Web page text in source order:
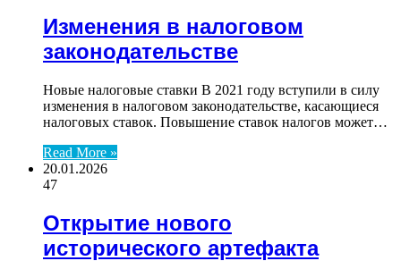
Изменения в налоговом
законодательстве
Новые налоговые ставки В 2021 году вступили в силу
изменения в налоговом законодательстве, касающиеся
налоговых ставок. Повышение ставок налогов может…
Read More »
20.01.2026
47
Открытие нового
исторического артефакта